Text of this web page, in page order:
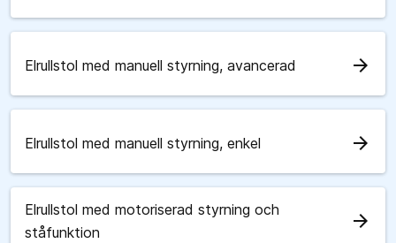
Elrullstol med manuell styrning, avancerad arrow_forward
Elrullstol med manuell styrning, enkel arrow_forward
Elrullstol med motoriserad styrning och
ståfunktion
arrow_forward